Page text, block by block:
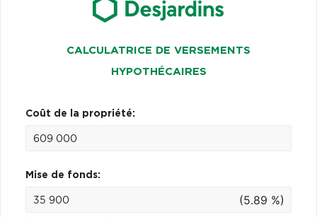
CALCULATRICE DE VERSEMENTS
HYPOTHÉCAIRES
Coût de la propriété:
Mise de fonds:
(5.89 %)